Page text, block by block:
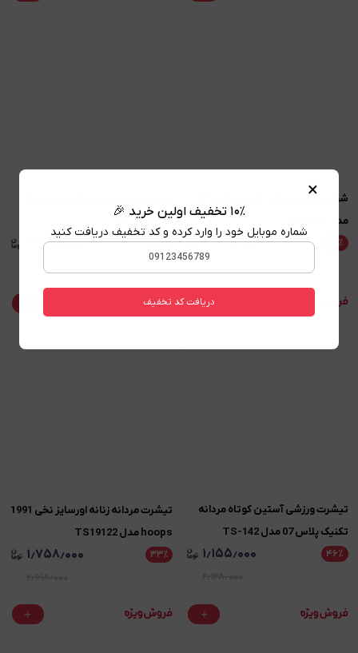
مدل SH-154
٪ ۱٫۸۷۰٫۰۰۰
مدل SH-159
۴۷٪ ۳٫۴۱۰٫۰۰۰
۶٫۴۴۶٫۰۰۰
تیشرت ورزشی آستین کوتاه مردانه
تکنیک پلاس 07 مدل TS-142
۴۶٪ ۱٫۱۵۵٫۰۰۰
تیشرت مردانه زنانه اورسایز نخی 1991
hoops مدل TS19122
۳۳٪ ۱٫۷۵۸٫۰۰۰
×
۱۰٪ تخفیف اولین خرید 🎉
شماره موبایل خود را وارد کرده و کد تخفیف دریافت کنید
دریافت کد تخفیف